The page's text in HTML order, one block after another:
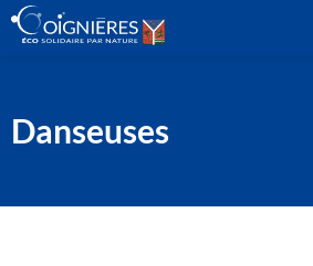
Danseuses